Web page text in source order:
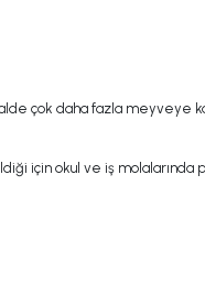
çok daha fazla meyveye
için okul ve iş